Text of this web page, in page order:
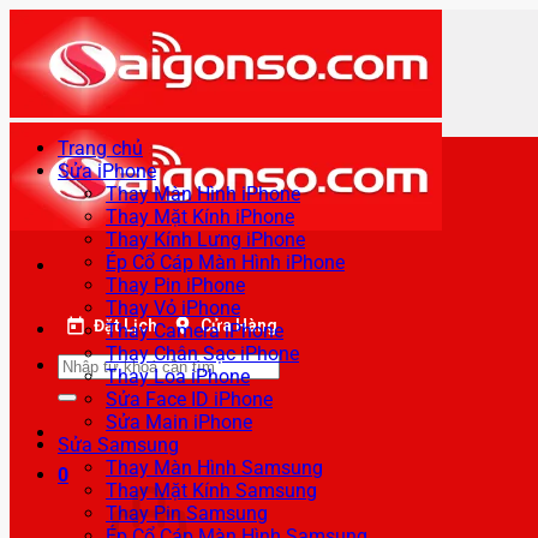
qua
nội
dung
Đặt Lịch Cửa Hàng
Tìm
kiếm:
0
Trang chủ
Sửa iPhone
Thay Màn Hình iPhone
Thay Mặt Kính iPhone
Thay Kính Lưng iPhone
Ép Cổ Cáp Màn Hình iPhone
Thay Pin iPhone
Thay Vỏ iPhone
Thay Camera iPhone
Thay Chân Sạc iPhone
Thay Loa iPhone
Sửa Face ID iPhone
Sửa Main iPhone
Sửa Samsung
Thay Màn Hình Samsung
Thay Mặt Kính Samsung
Thay Pin Samsung